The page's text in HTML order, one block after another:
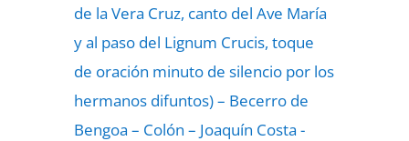
de la Vera Cruz, canto del Ave María
y al paso del Lignum Crucis, toque
de oración minuto de silencio por los
hermanos difuntos) – Becerro de
Bengoa – Colón – Joaquín Costa -